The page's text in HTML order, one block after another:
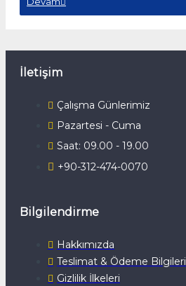
İletişim
Çalışma Günlerimiz
Pazartesi - Cuma
Saat: 09.00 - 19.00
+90-312-474-0070
Bilgilendirme
Hakkımızda
Teslimat & Ödeme Bilgileri
Gizlilik İlkeleri